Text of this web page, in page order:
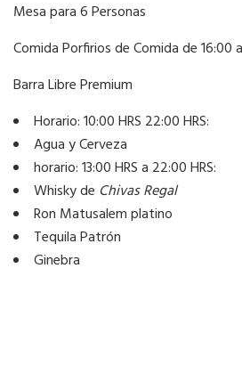
Mesa para 6 Personas
Comida Porfirios de Comida de 16:00
Barra Libre Premium
Horario: 10:00 HRS 22:00 HRS:
Agua y Cerveza
horario: 13:00 HRS a 22:00 HRS:
Whisky de Chivas Regal
Ron Matusalem platino
Tequila Patrón
Ginebra